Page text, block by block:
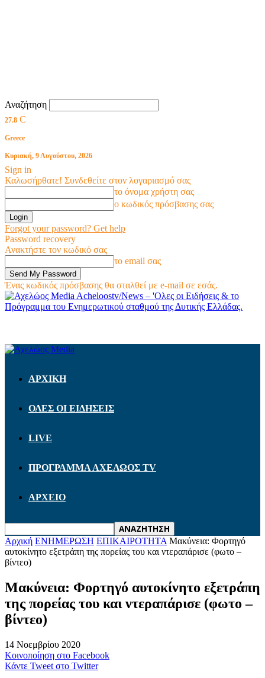
Αναζήτηση
27.8 C
Greece
Κυριακή, 9 Αυγούστου, 2026
Sign in
Καλωσήρθατε! Συνδεθείτε στον λογαριασμό σας
το όνομα χρήστη σας
ο κωδικός πρόσβασης σας
Forgot your password? Get help
Password recovery
Ανακτήστε τον κωδικό σας
το email σας
Ένας κωδικός πρόσβασης θα σταλθεί με e-mail σε εσάς.
Acheloostv/News – 'Ολες οι Ειδήσεις & το
Πρόγραμμα του Ενημερωτικού σταθμού της Δυτικής Ελλάδας.
ΑΡΧΙΚΗ
ΟΛΕΣ ΟΙ ΕΙΔΗΣΕΙΣ
LIVE
ΠΡΟΓΡΑΜΜΑ ΑΧΕΛΩΟΣ TV
ΑΡΧΕΙΟ
Αρχική ΕΝΗΜΕΡΩΣΗ ΕΠΙΚΑΙΡΟΤΗΤΑ Μακύνεια: Φορτηγό
αυτοκίνητο εξετράπη της πορείας του και ντεραπάρισε (φωτο –
βίντεο)
Μακύνεια: Φορτηγό αυτοκίνητο εξετράπη
της πορείας του και ντεραπάρισε (φωτο –
βίντεο)
14 Νοεμβρίου 2020
Κοινοποίηση στο Facebook
Κάντε Tweet στο Twitter